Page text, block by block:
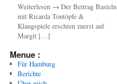
Weiterlesen → Der Beitrag Basteln
mit Ricarda Tontöpfe &
Klangspiele erschien zuerst auf
Margit […]
Menue :
Für Hamburg
Berichte